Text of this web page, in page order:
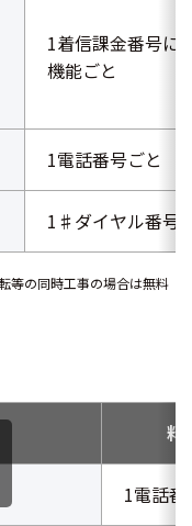
1着信課金番号に
機能ごと
1電話番号ごと
1♯ダイヤル番号
等の同時工事の場合は無料
料
1電話